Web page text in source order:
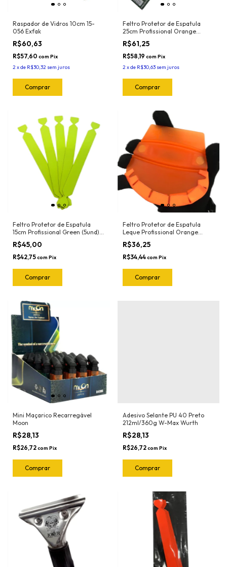
Raspador de Vidros 10cm 15-
056 Exfak
R$60,63
R$57,60 com Pix
2xde R$30,32 sem juros
Feltro Protetor de Espatula
25cm Profissional Orange
(5und) 1025.O Joker
R$61,25
R$58,19 com Pix
2xde R$30,63 sem juros
Feltro Protetor de Espatula
15cm Profissional Green (5und)
1022.G Joker
R$45,00
R$42,75com Pix
Feltro Protetor de Espatula
Leque Profissional Orange
(5und) 1023.O Joker
R$36,25
R$34,44com Pix
Mini Maçarico Recarregável
Moon
R$28,13
R$26,72com Pix
Adesivo Selante PU 40 Preto
212ml/360g W-Max Wurth
R$28,13
R$26,72com Pix